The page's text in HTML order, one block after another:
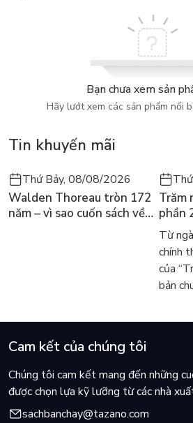
Bạn chưa xem sản
Hãy lướt xem các sản phẩm nổi
Tin khuyến mãi
Thứ Bảy, 08/08/2026
Walden Thoreau tròn 172
năm – vì sao cuốn sách về
Trăm
phần
trở lại
Từ
chính
của
bản
Cam kết của chúng tôi
Chúng tôi cam kết mang đến những
được chọn lựa kỹ lưỡng từ các nhà
sachbanchay@tazano.com